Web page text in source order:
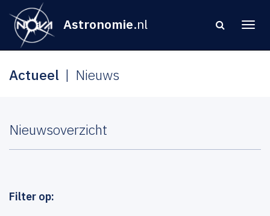
Astronomie.nl
Actueel Nieuws
Nieuwsoverzicht
Filter op: